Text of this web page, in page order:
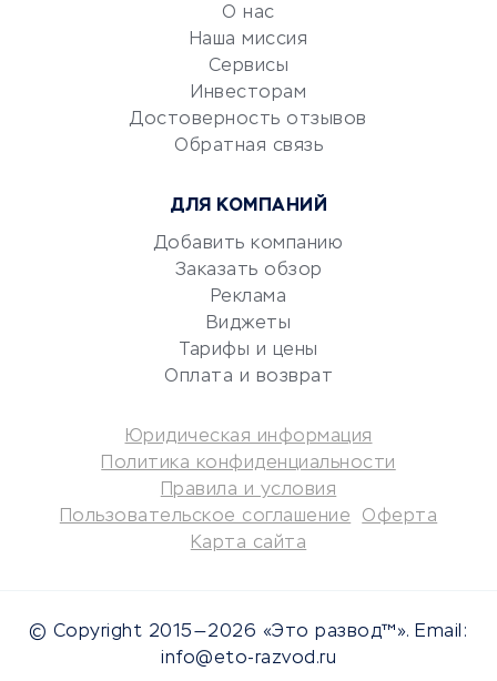
документооборот
Юридические компании
Аудиторские компании
Бухгалтерия онлайн
Потребительские кредиты
Кредитные карты
Дебетовые карты
Микрофинансовые
Улучшение кредитной
О нас
Наша миссия
Сервисы
Инвесторам
Достоверность отзывов
Обратная связь
ДЛЯ КОМПАНИЙ
Добавить компанию
Заказать обзор
Реклама
Виджеты
Тарифы и цены
Оплата и возврат
Юридическая информация
Политика конфиденциальности
Правила и условия
Пользовательское соглашение
Оферта
Карта сайта
© Copyright 2015—2026 «Это развод™». Email:
info@eto-razvod.ru